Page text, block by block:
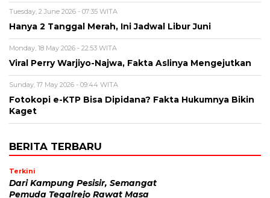
Tuesday, 2 June 2026 - 07:35 WITA
Hanya 2 Tanggal Merah, Ini Jadwal Libur Juni
Monday, 18 May 2026 - 22:53 WITA
Viral Perry Warjiyo-Najwa, Fakta Aslinya Mengejutkan
Sunday, 17 May 2026 - 09:44 WITA
Fotokopi e-KTP Bisa Dipidana? Fakta Hukumnya Bikin
Kaget
BERITA TERBARU
Terkini
Dari Kampung Pesisir, Semangat
Pemuda Tegalrejo Rawat Masa